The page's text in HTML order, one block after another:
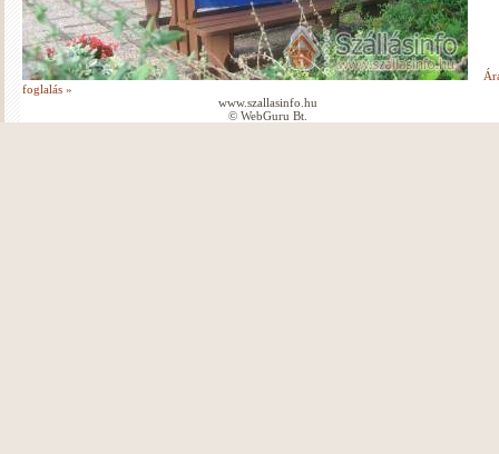
foglalás »
www.szallasinfo.hu
© WebGuru Bt.